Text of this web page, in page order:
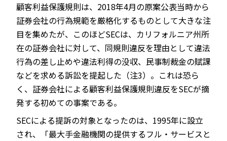
顧客利益保護規則は、2018年4月の原案公表当時から
証券会社の行為規範を厳格化するものとして大きな注
目を集めたが、このほどSECは、カリフォルニア州所
在の証券会社に対して、同規則違反を理由として違法
行為の差し止めや違法利得の没収、民事制裁金の賦課
などを求める訴訟を提起した（注3）。これは恐ら
く、証券会社による顧客利益保護規則違反をSECが摘
発する初めての事案である。
SECによる提訴の対象となったのは、1995年に設立
され、「最大手金融機関の提供するフル・サービスと